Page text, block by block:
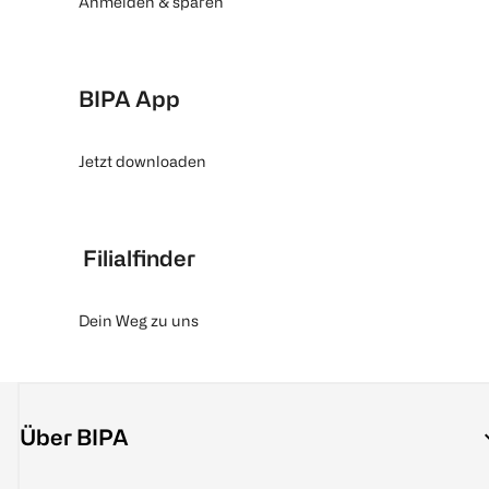
BIPA App
Jetzt downloaden
Filialfinder
Dein Weg zu uns
Über BIPA